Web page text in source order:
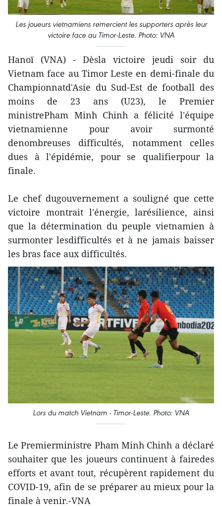
Les joueurs vietnamiens remercient les supporters après leur
victoire face au Timor-Leste. Photo: VNA
Hanoï (VNA) - Dèsla victoire jeudi soir du
Vietnam face au Timor Leste en demi-finale du
Championnatd'Asie du Sud-Est de football des
moins de 23 ans (U23), le Premier
ministrePham Minh Chinh a félicité l'équipe
vietnamienne pour avoir surmonté
denombreuses difficultés, notamment celles
dues à l'épidémie, pour se qualifierpour la
finale.
Le chef dugouvernement a souligné que cette
victoire montrait l'énergie, larésilience, ainsi
que la détermination du peuple vietnamien à
surmonter lesdifficultés et à ne jamais baisser
les bras face aux difficultés.
Lors du match Vietnam - Timor-Leste. Photo: VNA
Le Premierministre Pham Minh Chinh a déclaré
souhaiter que les joueurs continuent à fairedes
efforts et avant tout, récupèrent rapidement du
COVID-19, afin de se préparer au mieux pour la
finale à venir.-VNA